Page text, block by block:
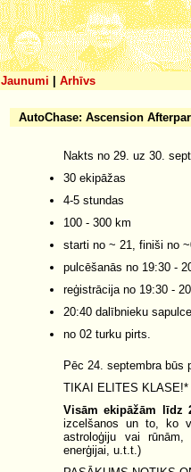
Jaunumi
Arhīvs
AutoChase: Ascension
Nakts no 29. uz 30.
30 ekipāžas
4-5 stundas
100 - 300 km
starti no ~ 21, finiši no
pulcēšanās no 19:30 -
reģistrācija no 19:30 -
20:40 dalībnieku sapulce
no 02 turku pirts.
Pēc 24. septembra būs
TIKAI ELITES KLASE!*
Visām ekipāžām līdz
izcelšanos un to, ko
astroloģiju vai rūnām,
enerģijai, u.t.t.)